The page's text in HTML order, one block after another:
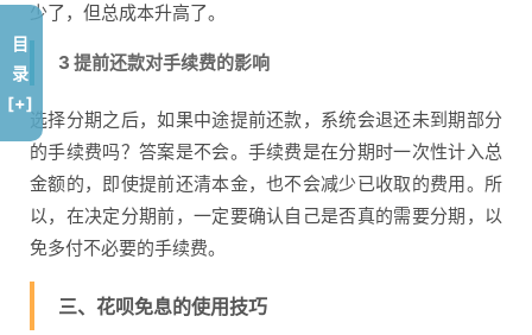
少了，但总成本升高了。
3 提前还款对手续费的影响
选择分期之后，如果中途提前还款，系统会退还未到期部分
的手续费吗？答案是不会。手续费是在分期时一次性计入总
金额的，即使提前还清本金，也不会减少已收取的费用。所
以，在决定分期前，一定要确认自己是否真的需要分期，以
免多付不必要的手续费。
三、花呗免息的使用技巧
目
录
[+]